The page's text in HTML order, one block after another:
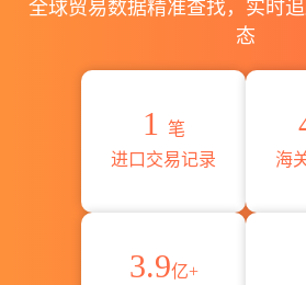
全球贸易数据精准查找，实时
态
1
笔
进口交易记录
海
3.9亿+